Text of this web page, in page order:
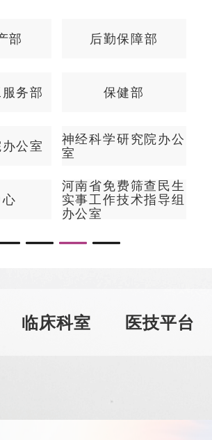
后勤保障部
神经科学研究院办公
室
河南省免费筛查民生
实事工作技术指导组
东院区
临床科室 医技平台